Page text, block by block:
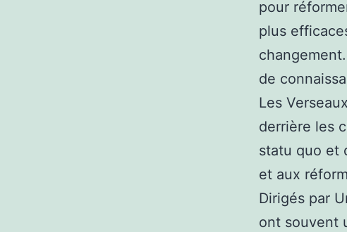
pour
plus
de
Les
derrière les
statu quo et
et aux
Dirigés par
ont souvent